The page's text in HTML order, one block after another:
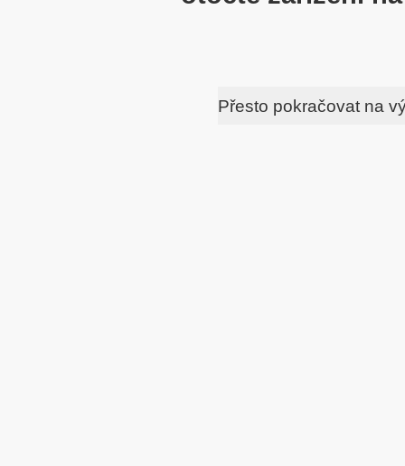
Přesto pokračovat na